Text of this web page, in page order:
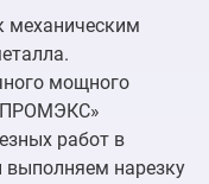
механическим
мощного
работ в
нарезку